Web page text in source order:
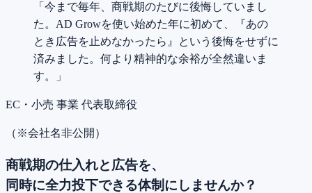
「今まで毎年、商戦期のたびに後悔していまし
た。AD Growを使い始めた年に初めて、『あの
とき広告を止めなかったら』という後悔をせずに
済みました。何より精神的な余裕が全然違いま
す。」
EC・小売 事業 代表取締役
（※会社名非公開）
商戦期の仕入れと広告を、
同時に全力投下できる体制にしませんか？